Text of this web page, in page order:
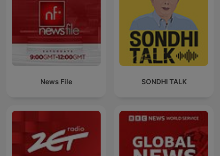
News File SONDHI TALK